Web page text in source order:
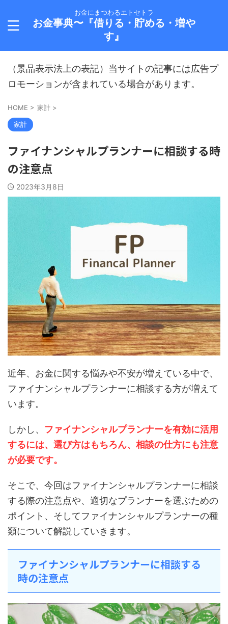
お金にまつわるエトセトラ
お金事典〜『借りる・貯める・増や
す』
（景品表示法上の表記）当サイトの記事には広告プ
ロモーションが含まれている場合があります。
HOME > 家計 >
家計
ファイナンシャルプランナーに相談する時
の注意点
2023年3月8日
近年、お金に関する悩みや不安が増えている中で、
ファイナンシャルプランナーに相談する方が増えて
います。
しかし、 ファイナンシャルプランナーを有効に活用
するには、選び方はもちろん、相談の仕方にも注意
が必要です。
そこで、今回はファイナンシャルプランナーに相談
する際の注意点や、適切なプランナーを選ぶための
ポイント、そしてファイナンシャルプランナーの種
類について解説していきます。
ファイナンシャルプランナーに相談する
時の注意点